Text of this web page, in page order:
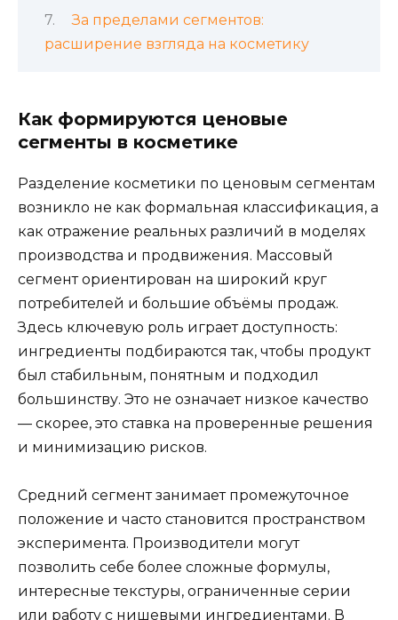
За пределами сегментов:
расширение взгляда на косметику
Как формируются ценовые
сегменты в косметике
Разделение косметики по ценовым сегментам
возникло не как формальная классификация, а
как отражение реальных различий в моделях
производства и продвижения. Массовый
сегмент ориентирован на широкий круг
потребителей и большие объёмы продаж.
Здесь ключевую роль играет доступность:
ингредиенты подбираются так, чтобы продукт
был стабильным, понятным и подходил
большинству. Это не означает низкое качество
— скорее, это ставка на проверенные решения
и минимизацию рисков.
Средний сегмент занимает промежуточное
положение и часто становится пространством
эксперимента. Производители могут
позволить себе более сложные формулы,
интересные текстуры, ограниченные серии
или работу с нишевыми ингредиентами. В